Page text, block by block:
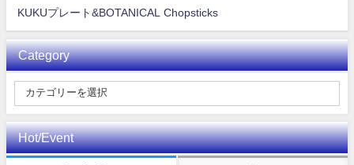
KUKUプレート&BOTANICAL Chopsticks
Category
Hot/Event